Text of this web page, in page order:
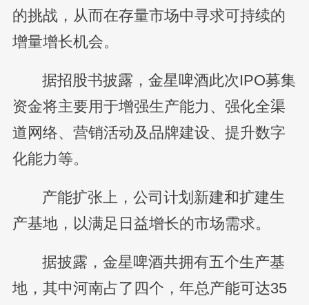
的挑战，从而在存量市场中寻求可持续的
增量增长机会。
据招股书披露，金星啤酒此次IPO募集
资金将主要用于增强生产能力、强化全渠
道网络、营销活动及品牌建设、提升数字
化能力等。
产能扩张上，公司计划新建和扩建生
产基地，以满足日益增长的市场需求。
据披露，金星啤酒共拥有五个生产基
地，其中河南占了四个，年总产能可达35